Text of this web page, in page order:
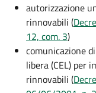
autorizzazione
rinnovabili (
12, com. 3)
comunicazione
libera (CEL) per
rinnovabili (